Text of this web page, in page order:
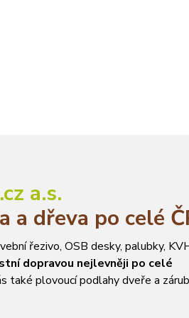
a.s.
a dřeva po celé
řezivo, OSB desky, palubky,
dopravou nejlevněji po celé
také plovoucí podlahy dveře a